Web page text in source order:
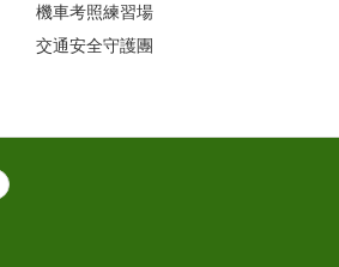
機車考照練習場
交通安全守護團